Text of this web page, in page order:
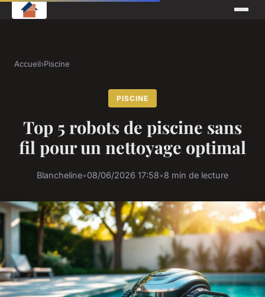
Accueil›Piscine
PISCINE
Top 5 robots de piscine sans
fil pour un nettoyage optimal
Blancheline•08/06/2026 17:58•8 min de lecture